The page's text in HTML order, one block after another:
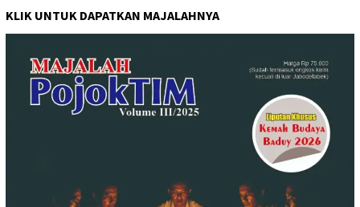
KLIK UNTUK DAPATKAN MAJALAHNYA